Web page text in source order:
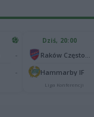
Dziś, 20:00
Hammarby IF
Liga Konferencji